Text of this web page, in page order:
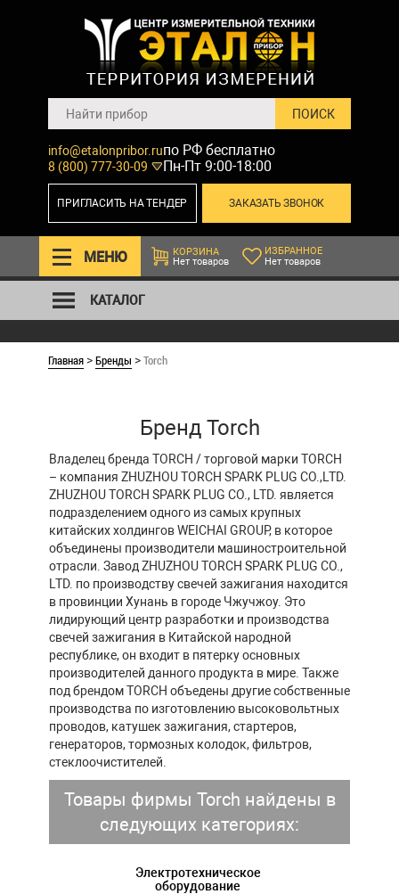
info@etalonpribor.ru
8 (800) 777-30-09
по РФ бесплатно
Пн-Пт 9:00-18:00
ЗАКАЗАТЬ ЗВОНОК
ПРИГЛАСИТЬ НА ТЕНДЕР
МЕНЮ
КОРЗИНА
Нет товаров
ИЗБРАННОЕ
Нет товаров
КАТАЛОГ
Главная >Бренды >Torch
Бренд Torch
Владелец бренда TORCH / торговой марки TORCH
– компания ZHUZHOU TORCH SPARK PLUG CO.,LTD.
ZHUZHOU TORCH SPARK PLUG CO., LTD. является
подразделением одного из самых крупных
китайских холдингов WEICHAI GROUP, в которое
объединены производители машиностроительной
отрасли. Завод ZHUZHOU TORCH SPARK PLUG CO.,
LTD. по производству свечей зажигания находится
в провинции Хунань в городе Чжучжоу. Это
лидирующий центр разработки и производства
свечей зажигания в Китайской народной
республике, он входит в пятерку основных
производителей данного продукта в мире. Также
под брендом TORCH объедены другие собственные
производства по изготовлению высоковольтных
проводов, катушек зажигания, стартеров,
генераторов, тормозных колодок, фильтров,
стеклоочистителей.
Товары фирмы Torch найдены в
следующих категориях:
Электротехническое
оборудование